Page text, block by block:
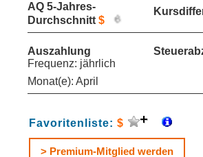
AQ 5-Jahres-
Durchschnitt $
Auszahlung
Frequenz: jährlich
Monat(e): April
Favoritenliste: $
> Premium-Mitglied werden